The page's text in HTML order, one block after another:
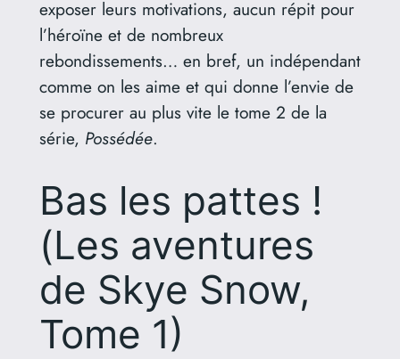
exposer leurs motivations, aucun répit pour
l’héroïne et de nombreux
rebondissements… en bref, un indépendant
comme on les aime et qui donne l’envie de
se procurer au plus vite le tome 2 de la
série, Possédée.
Bas les pattes !
(Les aventures
de Skye Snow,
Tome 1)